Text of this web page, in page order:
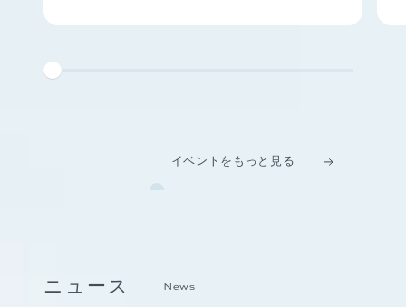
イベントをもっと見る
ニュース News